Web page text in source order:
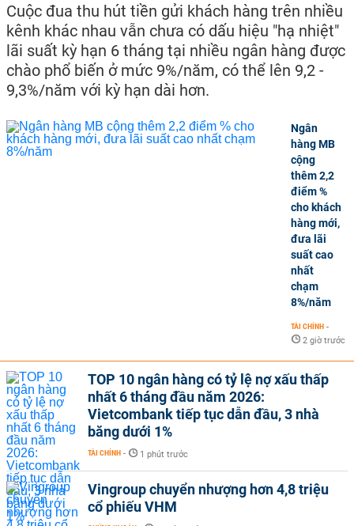
Cuộc đua thu hút tiền gửi khách hàng trên nhiều
kênh khác nhau vẫn chưa có dấu hiệu "hạ nhiệt"
lãi suất kỳ hạn 6 tháng tại nhiều ngân hàng được
chào phổ biến ở mức 9%/năm, có thể lên 9,2 -
9,3%/năm với kỳ hạn dài hơn.
Ngân
hàng MB
cộng
thêm 2,2
điểm %
cho khách
hàng mới,
đưa lãi
suất cao
nhất
chạm
8%/năm
TÀI CHÍNH -
2 giờ trước
TOP 10 ngân hàng có tỷ lệ nợ xấu thấp
nhất 6 tháng đầu năm 2026:
Vietcombank tiếp tục dẫn đầu, 3 nhà
băng dưới 1%
TÀI CHÍNH - 1 phút trước
Vingroup chuyển nhượng hơn 4,8 triệu
cổ phiếu VHM